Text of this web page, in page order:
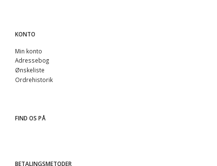
KONTO
Min konto
Adressebog
Ønskeliste
Ordrehistorik
FIND OS PÅ
BETALINGSMETODER